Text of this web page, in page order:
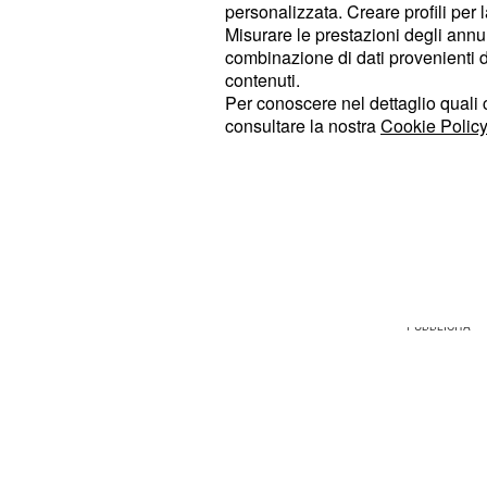
aggiornamento/inserimento. Trai
esclusionetroviamo l'aver
termine ultimo del 24 giugno, il
domanda nei modelli rilasciati dal
2017/20 e l'essere l'aspiranteprivo
personalizzata. Creare profili
Misurare le prestazioni degli
combinazione di dati provenienti
contenuti.
Per conoscere nel dettaglio
consultare la nostraCookie Policy